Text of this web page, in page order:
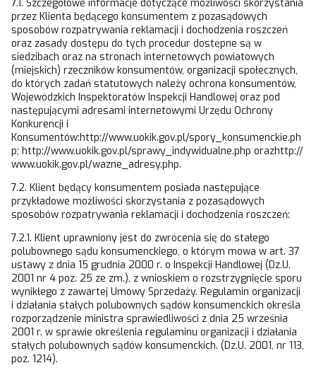
7.1. Szczegółowe informacje dotyczące możliwości skorzystania
przez Klienta będącego konsumentem z pozasądowych
sposobów rozpatrywania reklamacji i dochodzenia roszczeń
oraz zasady dostępu do tych procedur dostępne są w
siedzibach oraz na stronach internetowych powiatowych
(miejskich) rzeczników konsumentów, organizacji społecznych,
do których zadań statutowych należy ochrona konsumentów,
Wojewódzkich Inspektoratów Inspekcji Handlowej oraz pod
następującymi adresami internetowymi Urzędu Ochrony
Konkurencji i
Konsumentów:http://www.uokik.gov.pl/spory_konsumenckie.ph
p; http://www.uokik.gov.pl/sprawy_indywidualne.php orazhttp://
www.uokik.gov.pl/wazne_adresy.php.
7.2. Klient będący konsumentem posiada następujące
przykładowe możliwości skorzystania z pozasądowych
sposobów rozpatrywania reklamacji i dochodzenia roszczeń:
7.2.1. Klient uprawniony jest do zwrócenia się do stałego
polubownego sądu konsumenckiego, o którym mowa w art. 37
ustawy z dnia 15 grudnia 2000 r. o Inspekcji Handlowej (Dz.U.
2001 nr 4 poz. 25 ze zm.), z wnioskiem o rozstrzygnięcie sporu
wynikłego z zawartej Umowy Sprzedaży. Regulamin organizacji
i działania stałych polubownych sądów konsumenckich określa
rozporządzenie ministra sprawiedliwości z dnia 25 września
2001 r. w sprawie określenia regulaminu organizacji i działania
stałych polubownych sądów konsumenckich. (Dz.U. 2001, nr 113,
poz. 1214).